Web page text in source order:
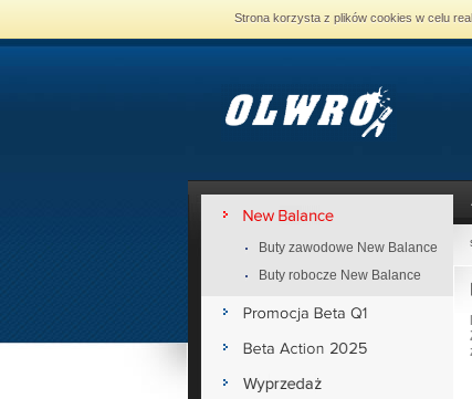
Strona korzysta z plików cookies w celu
Buty zawodowe New Balance
Buty robocze New Balance